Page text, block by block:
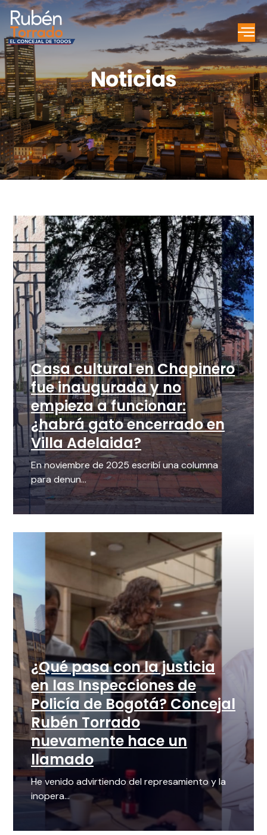
Noticias
Casa cultural en Chapinero
fue inaugurada y no
empieza a funcionar:
¿habrá gato encerrado en
Villa Adelaida?
En noviembre de 2025 escribí una columna
para denun...
¿Qué pasa con la justicia
en las Inspecciones de
Policía de Bogotá? Concejal
Rubén Torrado
nuevamente hace un
llamado
He venido advirtiendo del represamiento y la
inopera...